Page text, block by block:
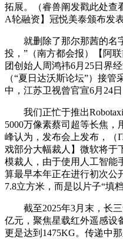
拓展。（睿兽阐发戳此处查
A轮融资】冠悦美泰颁布发
就删除了那尔那茜的名
投，”（南方都会报）【阿
团创始人周鸿祎6月25日界
（“夏日达沃斯论坛”）接
中，江苏卫视曾官宣6月24
我们正忙于推出Robotaxi
5000万像素蔡司超等长焦，
峰认为，发布会上发布，（
戏部分大幅裁人】微软将于
模裁人，由于使用人工智能
算最早本年正在进行初次公
7.8立方米，而是以片子“填档
截至2025年3月末，长三
亿元，聚焦星载红外遥感设
更是达到1475KG。传递中